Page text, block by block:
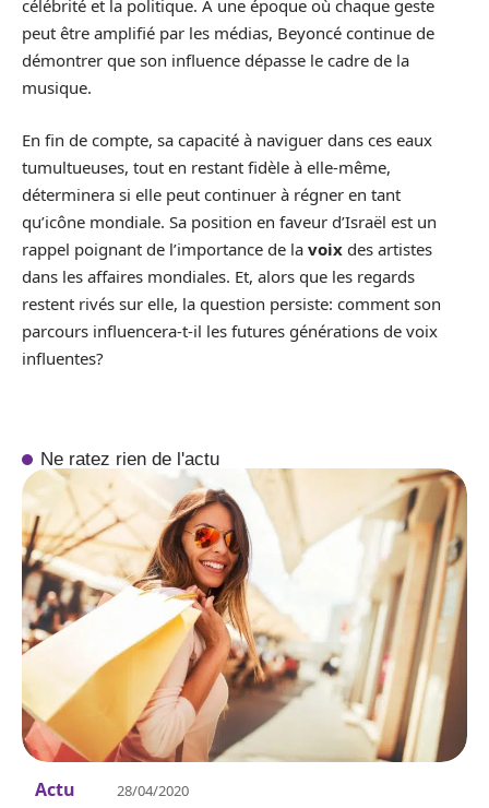
célébrité et la politique. À une époque où chaque geste
peut être amplifié par les médias, Beyoncé continue de
démontrer que son influence dépasse le cadre de la
musique.
En fin de compte, sa capacité à naviguer dans ces eaux
tumultueuses, tout en restant fidèle à elle-même,
déterminera si elle peut continuer à régner en tant
qu’icône mondiale. Sa position en faveur d’Israël est un
rappel poignant de l’importance de la voix des artistes
dans les affaires mondiales. Et, alors que les regards
restent rivés sur elle, la question persiste: comment son
parcours influencera-t-il les futures générations de voix
influentes?
Ne ratez rien de l'actu
Actu 28/04/2020